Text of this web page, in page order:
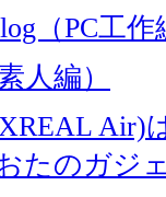
（PC工作
人編）
Air)
たのガジ